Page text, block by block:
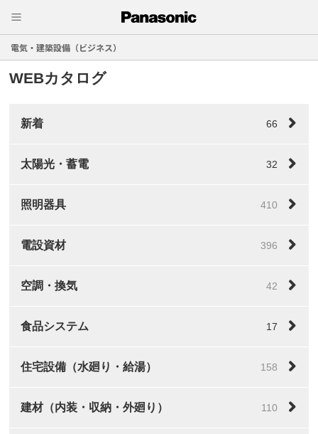
電気・建築設備（ビジネス）
WEBカタログ
新着 66
太陽光・蓄電 32
照明器具 410
電設資材 396
空調・換気 42
食品システム 17
住宅設備（水廻り・給湯） 158
建材（内装・収納・外廻り） 110